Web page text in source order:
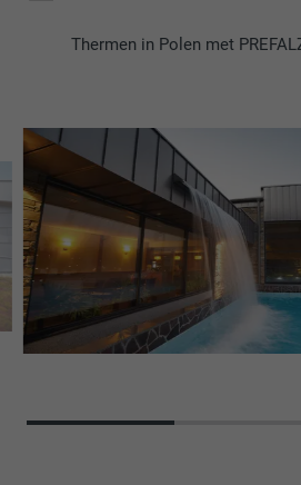
Thermen in Polen met